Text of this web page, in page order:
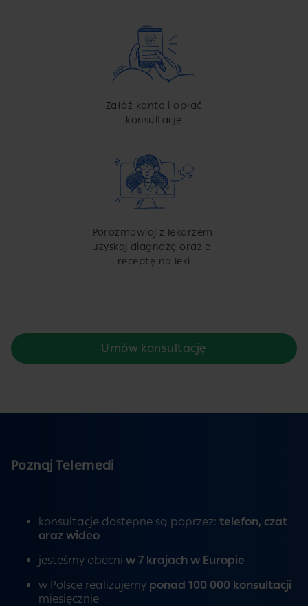
Załóż konto i opłać
konsultację
Porozmawiaj z lekarzem,
uzyskaj diagnozę oraz e-
receptę na leki
Umów konsultację
Poznaj Telemedi
konsultacje dostępne są poprzez: telefon, czat
oraz wideo
jesteśmy obecni w 7 krajach w Europie
w Polsce realizujemy ponad 100 000 konsultacji
miesięcznie